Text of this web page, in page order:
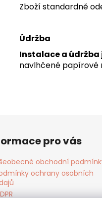
Zboží standardně
Údržba
Instalace a údržba
navlhčené papírové
pro vás
obchodní
ochrany osobních